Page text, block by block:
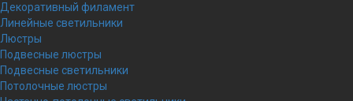
Декоративный филамент
Линейные светильники
Люстры
Подвесные люстры
Подвесные светильники
Потолочные люстры